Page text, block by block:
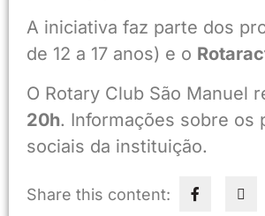
A iniciativa faz parte dos
de 12 a 17 anos) e o
O Rotary Club São Manuel
20h. Informações sobre os
sociais da instituição.
Share this content: